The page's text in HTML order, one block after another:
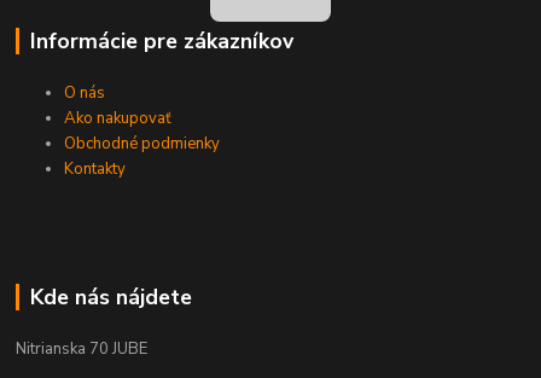
Informácie pre zákazníkov
O nás
Ako nakupovať
Obchodné podmienky
Kontakty
Kde nás nájdete
Nitrianska 70 JUBE